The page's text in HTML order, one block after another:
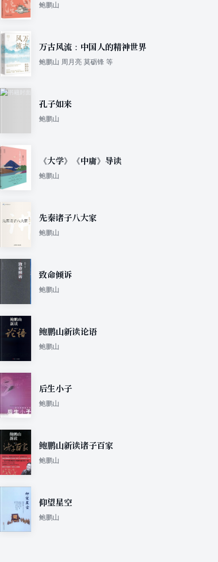
鲍鹏山
万古风流：中国人的精神世界
鲍鹏山 周月亮 莫砺锋 等
孔子如来
鲍鹏山
《大学》《中庸》导读
鲍鹏山
先秦诸子八大家
鲍鹏山
致命倾诉
鲍鹏山
鲍鹏山新读论语
鲍鹏山
后生小子
鲍鹏山
鲍鹏山新读诸子百家
鲍鹏山
仰望星空
鲍鹏山